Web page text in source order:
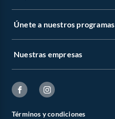
Únete a nuestros programas
Nuestras empresas
Términos y condiciones